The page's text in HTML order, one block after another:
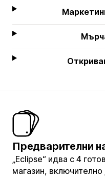
Предварителни
„Eclipse“ идва с 4
магазин, включително